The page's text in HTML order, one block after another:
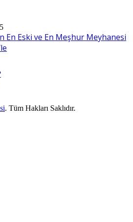
En Eski ve En Meşhur Meyhanesi
. Tüm Hakları Saklıdır.